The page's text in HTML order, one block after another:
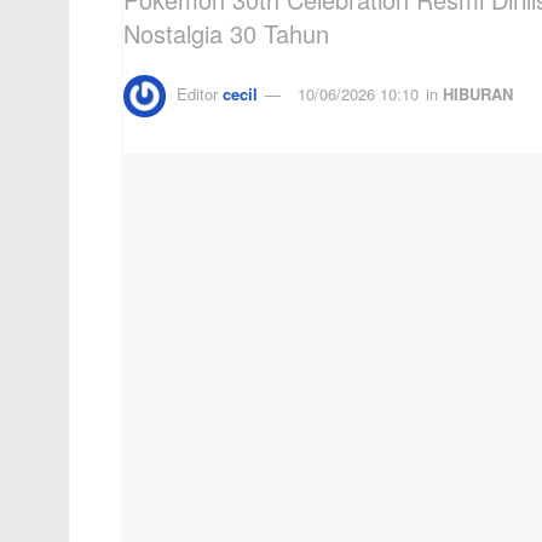
Nostalgia 30 Tahun
Editor cecil 10/06/2026 10:10 in HIBURAN